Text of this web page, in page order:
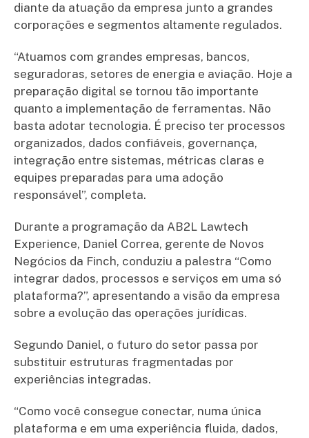
diante da atuação da empresa junto a grandes
corporações e segmentos altamente regulados.
“Atuamos com grandes empresas, bancos,
seguradoras, setores de energia e aviação. Hoje a
preparação digital se tornou tão importante
quanto a implementação de ferramentas. Não
basta adotar tecnologia. É preciso ter processos
organizados, dados confiáveis, governança,
integração entre sistemas, métricas claras e
equipes preparadas para uma adoção
responsável”, completa.
Durante a programação da AB2L Lawtech
Experience, Daniel Correa, gerente de Novos
Negócios da Finch, conduziu a palestra “Como
integrar dados, processos e serviços em uma só
plataforma?”, apresentando a visão da empresa
sobre a evolução das operações jurídicas.
Segundo Daniel, o futuro do setor passa por
substituir estruturas fragmentadas por
experiências integradas.
“Como você consegue conectar, numa única
plataforma e em uma experiência fluida, dados,